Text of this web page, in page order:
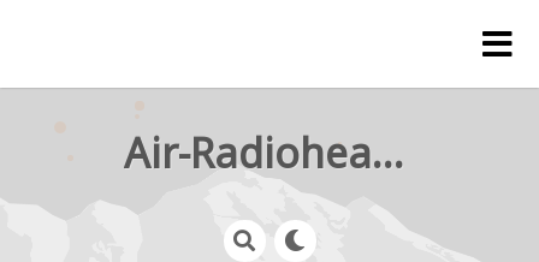
Air-Radiohead.com